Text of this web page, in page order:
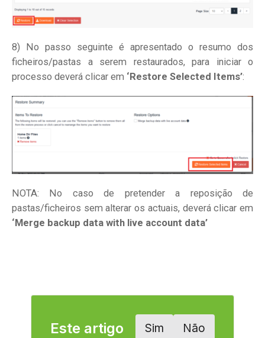
8) No passo seguinte é apresentado o resumo dos
ficheiros/pastas a serem restaurados, para iniciar o
processo deverá clicar em ‘Restore Selected Items’:
NOTA: No caso de pretender a reposição de
pastas/ficheiros sem alterar os actuais, deverá clicar em
‘Merge backup data with live account data’
Este artigo
Sim Não